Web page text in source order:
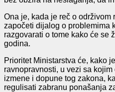
Ona je, kada je reč o održivom
započeti dijalog o problemima
razgovarati o tome kako će se
godina.
Prioritet Ministarstva će, kako
ravnopravnosti, u vezi sa kojim
izmene i dopune tog zakona,
regulisati zabranu ponašanja